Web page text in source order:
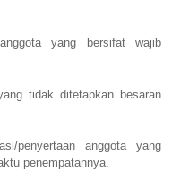
yang bersifat wajib
tidak ditetapkan besaran
penyertaan anggota yang
penempatannya.